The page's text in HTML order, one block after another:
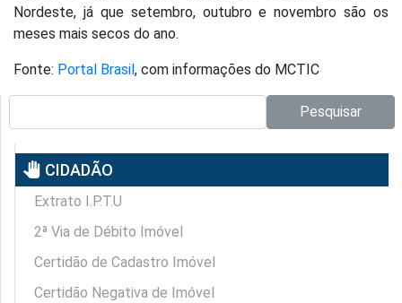
Nordeste, já que setembro, outubro e novembro são os
meses mais secos do ano.
Fonte: Portal Brasil, com informações do MCTIC
Pesquisar
pan_tool CIDADÃO
Extrato I.P.T.U
2ª Via de Débito Imóvel
Certidão de Cadastro Imóvel
Certidão Negativa de Imóvel